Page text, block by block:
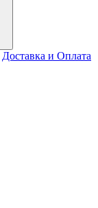
Доставка и Оплата